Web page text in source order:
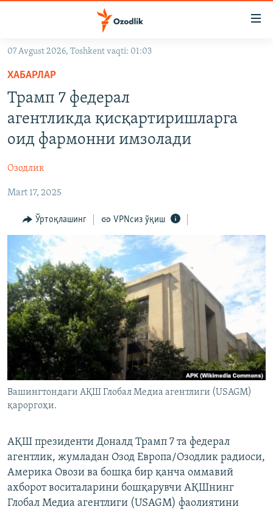
Асосий
навигацияга
ўтинг
Қидиришга
ўтинг
OZODARXIV
На русском
ИЖТИМОИЙ ТАРМОҚЛАР
Озодлик бошқа тилларда
07 Avgust 2026, Toshkent vaqti: 01:03
ХАБАРЛАР
Трамп 7 федерал
агентликда қисқартиришларга
оид фармонни имзолади
Озодлик
Mart 17, 2025
Ўртоқлашинг VPNсиз ўқиш
Вашингтондаги АҚШ Глобал Медиа агентлиги (USAGM)
қароргоҳи.
АҚШ президенти Доналд Трамп 7 та федерал
агентлик, жумладан Озод Европа/Озодлик радиоси,
Америка Овози ва бошқа бир қанча оммавий
ахборот воситаларини бошқарувчи АҚШнинг
Глобал Медиа агентлиги (USAGM) фаолиятини